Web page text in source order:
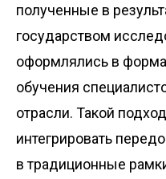
полученные в
государством
оформлялись в
обучения
отрасли. Такой
интегрировать
в традиционные